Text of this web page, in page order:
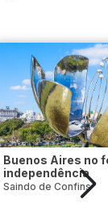
Buenos Aires no
independência
Saindo de Confins